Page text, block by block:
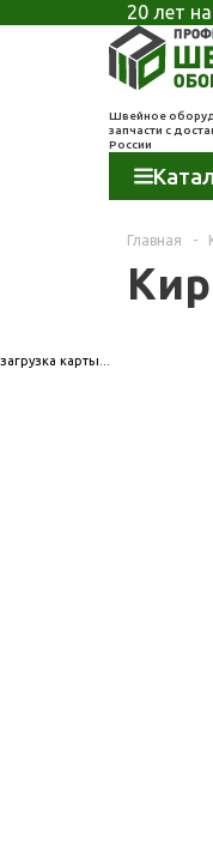
20 лет
Швейное
запчасти с
России
Главная -
загрузка карты...